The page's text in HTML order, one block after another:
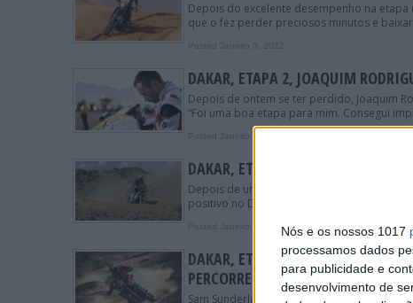
Nós e os nossos 1017
processamos dados
para publicidade e
desenvolvimento de
Depois do excelente desempenho na
que o fez perder preciosos minutos e
Posted Janeiro 3, 2022
DAKAR, ETAPA 2, JOAQUIM
Depois de ontem se ter perdido, Joaquim
“Foi uma boa etapa para mim. Consegui
Posted Janeiro 3, 2022
DAKAR, ETAPA 2, MÁRIO PATRÃO:
Depois de uma etapa de domingo em que
positivo no Dakar.
Posted Janeiro 3, 2022
DAKAR, ETAPA 2, SAM
PERCORRER”
Sam Sunderland foi o grande vencedor do